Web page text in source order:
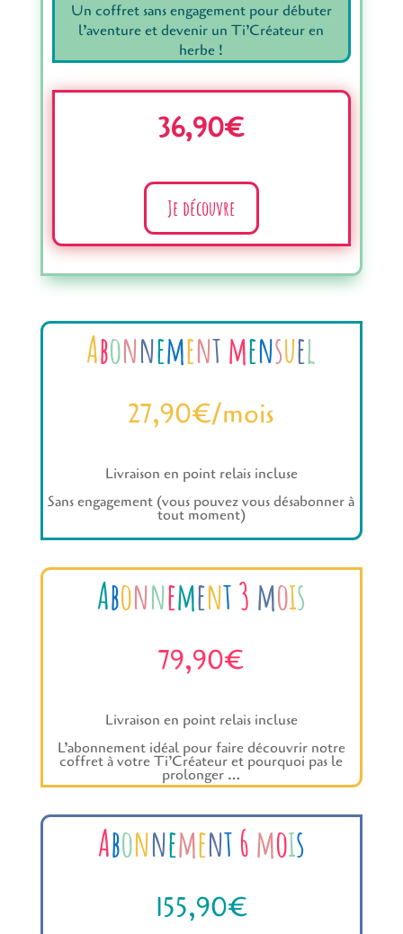
Un coffret sans engagement pour débuter
l’aventure et devenir un Ti’Créateur en
herbe !
36,90€
Je découvre
Abonnementmensuel
27,90€/mois
Livraison en point relais incluse
Sans engagement (vous pouvez vous désabonner à
tout moment)
Abonnement3 mois
79,90€
Livraison en point relais incluse
L’abonnement idéal pour faire découvrir notre
coffret à votre Ti’Créateur et pourquoi pas le
prolonger …
Abonnement6mois
155,90€